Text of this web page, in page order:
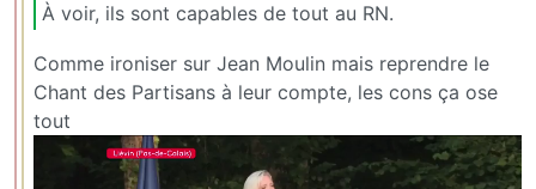
À voir, ils sont capables de tout au RN.
Comme ironiser sur Jean Moulin mais reprendre le
Chant des Partisans à leur compte, les cons ça ose
tout